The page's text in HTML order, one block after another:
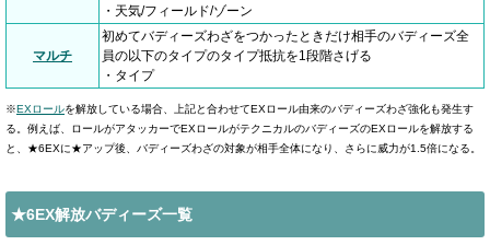
・天気/フィールド/ゾーン
マルチ
初めてバディーズわざをつかったときだけ相手のバディーズ全
員の以下のタイプのタイプ抵抗を1段階さげる
・タイプ
※EXロールを解放している場合、上記と合わせてEXロール由来のバディーズわざ強化も発生す
る。例えば、ロールがアタッカーでEXロールがテクニカルのバディーズのEXロールを解放する
と、★6EXに★アップ後、バディーズわざの対象が相手全体になり、さらに威力が1.5倍になる。
★6EX解放バディーズ一覧